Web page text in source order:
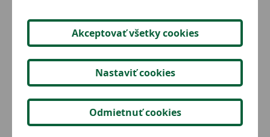
Dostupný
Náš návod na zdravé chudnutie-v
2,05 €
Akceptovať všetky cookies
Nastaviť cookies
Odmietnuť cookies